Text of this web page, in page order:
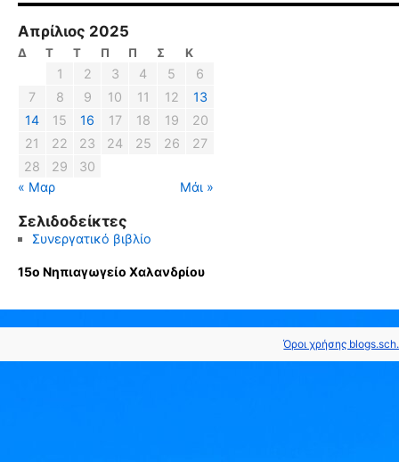
και
Απρίλιος 2025
Δ Τ Τ Π Π Σ Κ
1 2 3 4 5
6
7
8 9 10 11 12
13
14
15 16 17 18 19
20
21
22 23 24 25 26
27
28
29
30
« Μαρ
Μάι »
Σελιδοδείκτες
Συνεργατικό βιβλίο
15ο Νηπιαγωγείο Χαλανδρίου
Όροι χρήσης